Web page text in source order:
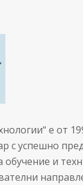
е от
с успешно
обучение и